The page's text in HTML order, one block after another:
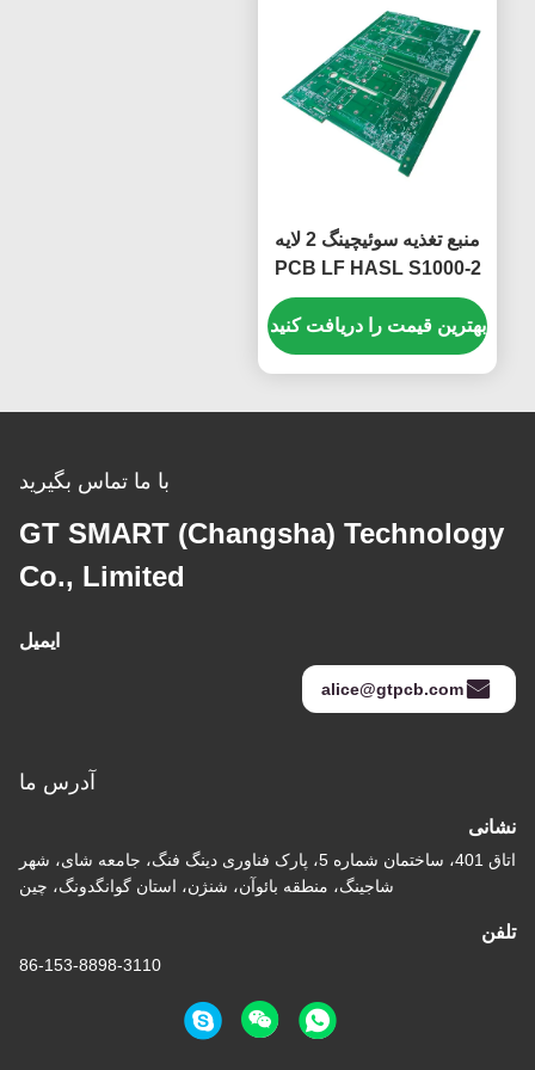
منبع تغذیه سوئیچینگ 2 لایه
PCB LF HASL S1000-2
FR4 PCB Board
بهترین قیمت را دریافت کنید
با ما تماس بگیرید
GT SMART (Changsha) Technology
Co., Limited
ایمیل
alice@gtpcb.com
آدرس ما
نشانی
اتاق 401، ساختمان شماره 5، پارک فناوری دینگ فنگ، جامعه شای، شهر
شاجینگ، منطقه بائوآن، شنژن، استان گوانگدونگ، چین
تلفن
86-153-8898-3110